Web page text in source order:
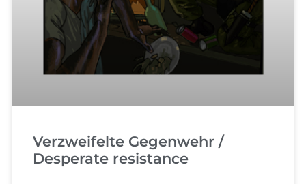
Verzweifelte Gegenwehr /
Desperate resistance